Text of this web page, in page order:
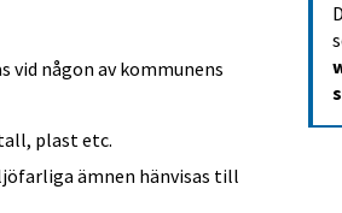
vid någon av kommunens
plast etc.
ämnen hänvisas till